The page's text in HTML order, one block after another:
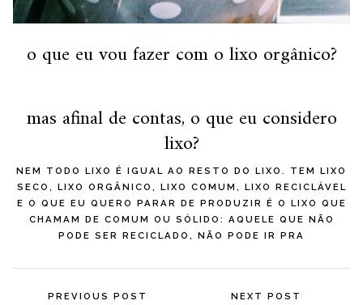
o que eu vou fazer com o lixo orgânico?
mas afinal de contas, o que eu considero
lixo?
NEM TODO LIXO É IGUAL AO RESTO DO LIXO. TEM LIXO
SECO, LIXO ORGÂNICO, LIXO COMUM, LIXO RECICLÁVEL
E O QUE EU QUERO PARAR DE PRODUZIR É O LIXO QUE
CHAMAM DE COMUM OU SÓLIDO: AQUELE QUE NÃO
PODE SER RECICLADO, NÃO PODE IR PRA
PREVIOUS POST NEXT POST